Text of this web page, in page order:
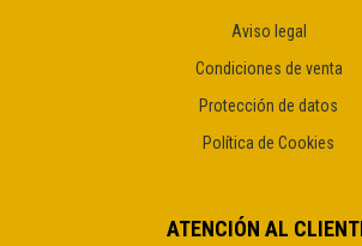
Aviso legal
Condiciones de venta
Protección de datos
Política de Cookies
ATENCIÓN AL